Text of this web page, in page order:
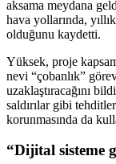
aksama meydana
hava yollarında,
olduğunu kaydetti.
Yüksek, proje
nevi “çobanlık”
uzaklaştıracağını
saldırılar gibi
korunmasında da
“Dijital sisteme